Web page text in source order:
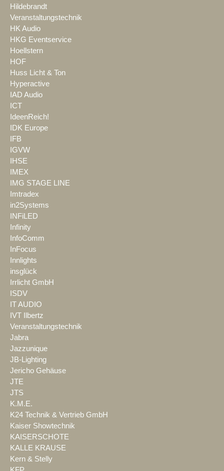
Hildebrandt
Veranstaltungstechnik
HK Audio
HKG Eventservice
Hoellstern
HOF
Huss Licht & Ton
Hyperactive
IAD Audio
ICT
IdeenReich!
IDK Europe
IFB
IGVW
IHSE
IMEX
IMG STAGE LINE
Imtradex
in2Systems
INFiLED
Infinity
InfoComm
InFocus
Innlights
insglück
Irrlicht GmbH
ISDV
IT AUDIO
IVT Ilbertz
Veranstaltungstechnik
Jabra
Jazzunique
JB-Lighting
Jericho Gehäuse
JTE
JTS
K.M.E.
K24 Technik & Vertrieb GmbH
Kaiser Showtechnik
KAISERSCHOTE
KALLE KRAUSE
Kern & Stelly